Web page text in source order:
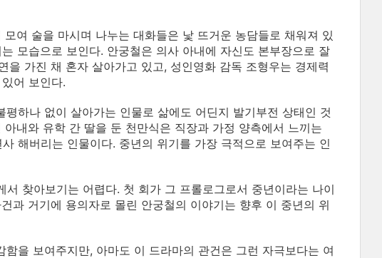
여 술을 마시며 나누는 대화들은 낯 뜨거운 농담들로 채워져 있
모습으로 보인다. 안궁철은 의사 아내에 자신도 본부장으로 잘
가진 채 혼자 살아가고 있고, 성인영화 감독 조형우는 경제력
어 보인다.
하나 없이 살아가는 인물로 삶에도 어딘지 발기부전 상태인 것
내와 유학 간 딸을 둔 천만식은 직장과 가정 양측에서 느끼는
해버리는 인물이다. 중년의 위기를 가장 극적으로 보여주는 인
찾아보기는 어렵다. 첫 회가 그 프롤로그로서 중년이라는 나이
과 거기에 용의자로 몰린 안궁철의 이야기는 향후 이 중년의 위
을 보여주지만, 아마도 이 드라마의 관건은 그런 자극보다는 여